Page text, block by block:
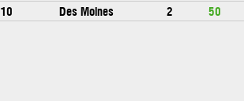
10 Des Moines 2 50